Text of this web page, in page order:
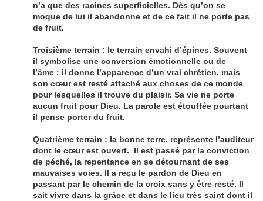
n’a que des racines superficielles. Dès qu’on se
moque de lui il abandonne et de ce fait il ne porte pas
de fruit.
Troisième terrain : le terrain envahi d’épines. Souvent
il symbolise une conversion émotionnelle ou de
l’âme : il donne l’apparence d’un vrai chrétien, mais
son cœur est resté attaché aux choses de ce monde
pour lesquelles il trouve du plaisir. Sa vie ne porte
aucun fruit pour Dieu. La parole est étouffée pourtant
il pense porter du fruit.
Quatrième terrain : la bonne terre, représente l’auditeur
dont le cœur est ouvert. Il est passé par la conviction
de péché, la repentance en se détournant de ses
mauvaises voies. Il a reçu le pardon de Dieu en
passant par le chemin de la croix sans y être resté. Il
sait vivre dans la grâce et dans le lieu très saint dont il